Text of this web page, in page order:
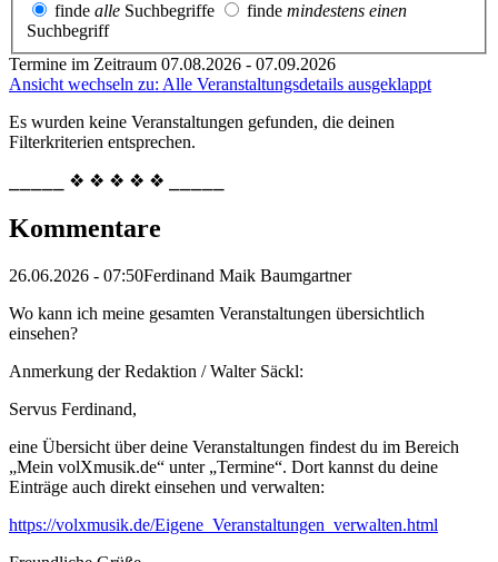
finde alle Suchbegriffe finde mindestens einen
Suchbegriff
Termine im Zeitraum 07.08.2026 - 07.09.2026
Ansicht wechseln zu: Alle Veranstaltungsdetails ausgeklappt
Es wurden keine Veranstaltungen gefunden, die deinen
Filterkriterien entsprechen.
⎯⎯⎯⎯⎯ ❖ ❖ ❖ ❖ ❖ ⎯⎯⎯⎯⎯
Kommentare
26.06.2026 - 07:50Ferdinand Maik Baumgartner
Wo kann ich meine gesamten Veranstaltungen übersichtlich
einsehen?
Anmerkung der Redaktion /Walter Säckl:
Servus Ferdinand,
eine Übersicht über deine Veranstaltungen findest du im Bereich
„Mein volXmusik.de“ unter „Termine“. Dort kannst du deine
Einträge auch direkt einsehen und verwalten:
https://volxmusik.de/Eigene_Veranstaltungen_verwalten.html